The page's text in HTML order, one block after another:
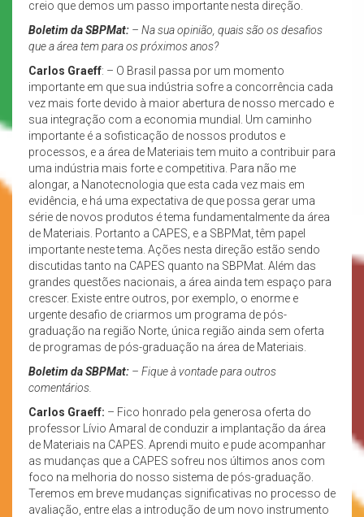
creio que demos um passo importante nesta direção.
Boletim da SBPMat: – Na sua opinião, quais são os desafios
que a área tem para os próximos anos?
Carlos Graeff: – O Brasil passa por um momento
importante em que sua indústria sofre a concorrência cada
vez mais forte devido à maior abertura de nosso mercado e
sua integração com a economia mundial. Um caminho
importante é a sofisticação de nossos produtos e
processos, e a área de Materiais tem muito a contribuir para
uma indústria mais forte e competitiva. Para não me
alongar, a Nanotecnologia que esta cada vez mais em
evidência, e há uma expectativa de que possa gerar uma
série de novos produtos é tema fundamentalmente da área
de Materiais. Portanto a CAPES, e a SBPMat, têm papel
importante neste tema. Ações nesta direção estão sendo
discutidas tanto na CAPES quanto na SBPMat. Além das
grandes questões nacionais, a área ainda tem espaço para
crescer. Existe entre outros, por exemplo, o enorme e
urgente desafio de criarmos um programa de pós-
graduação na região Norte, única região ainda sem oferta
de programas de pós-graduação na área de Materiais.
Boletim da SBPMat: – Fique à vontade para outros
comentários.
Carlos Graeff: – Fico honrado pela generosa oferta do
professor Lívio Amaral de conduzir a implantação da área
de Materiais na CAPES. Aprendi muito e pude acompanhar
as mudanças que a CAPES sofreu nos últimos anos com
foco na melhoria do nosso sistema de pós-graduação.
Teremos em breve mudanças significativas no processo de
avaliação, entre elas a introdução de um novo instrumento